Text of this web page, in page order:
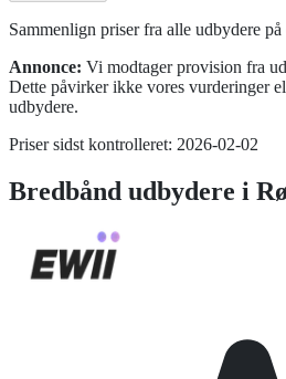
Sammenlign priser fra alle udbydere på
Annonce: Vi modtager provision fra
Dette påvirker ikke vores vurderinger
udbydere.
Priser sidst kontrolleret: 2026-02-02
Bredbånd udbydere i